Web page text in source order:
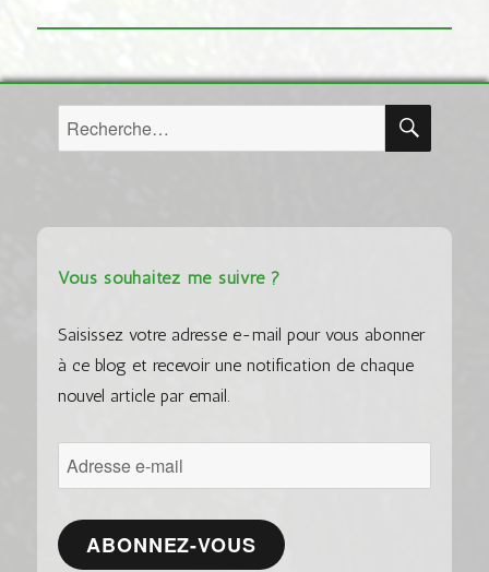
Vous souhaitez me suivre ?
Saisissez votre adresse e-mail pour vous abonner
à ce blog et recevoir une notification de chaque
nouvel article par email.
Adresse
e-
mail
ABONNEZ-VOUS